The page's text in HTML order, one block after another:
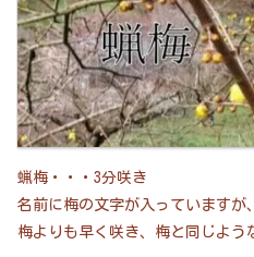
蝋梅・・・3分咲き
名前に梅の文字が入っていますが
梅よりも早く咲き、梅と同じよう